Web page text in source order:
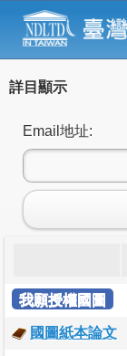
詳目顯示
Email地址:
我願授權國圖
國圖紙本論文